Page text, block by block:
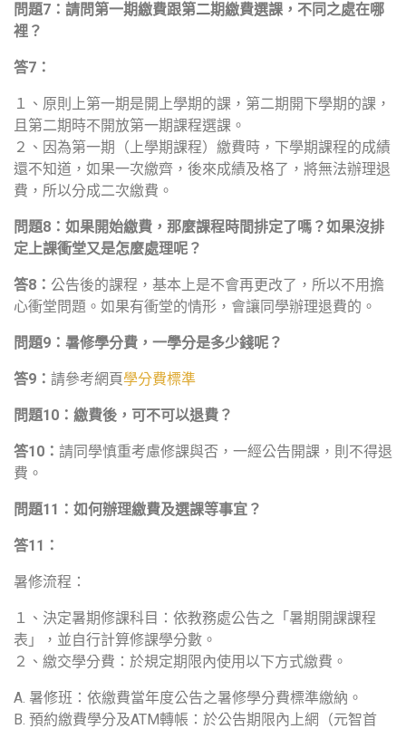
問題7 ：請問第一期繳費跟第二期繳費選課，不同之處在哪
裡？
答7 ：
１、原則上第一期是開上學期的課，第二期開下學期的課，
且第二期時不開放第一期課程選課。
２、因為第一期（上學期課程）繳費時，下學期課程的成績
還不知道，如果一次繳齊，後來成績及格了，將無法辦理退
費，所以分成二次繳費。
問題8 ：如果開始繳費，那麼課程時間排定了嗎？如果沒排
定上課衝堂又是怎麼處理呢？
答8 ： 公告後的課程，基本上是不會再更改了，所以不用擔
心衝堂問題。如果有衝堂的情形，會讓同學辦理退費的。
問題9 ：暑修學分費，一學分是多少錢呢？
答9 ： 請參考網頁學分費標準
問題10 ：繳費後，可不可以退費？
答10 ： 請同學慎重考慮修課與否，一經公告開課，則不得退
費。
問題11 ：如何辦理繳費及選課等事宜？
答11 ：
暑修流程：
１、決定暑期修課科目：依教務處公告之「暑期開課課程
表」，並自行計算修課學分數。
２、繳交學分費：於規定期限內使用以下方式繳費。
A. 暑修班：依繳費當年度公告之暑修學分費標準繳納。
B. 預約繳費學分及ATM轉帳：於公告期限內上網（元智首